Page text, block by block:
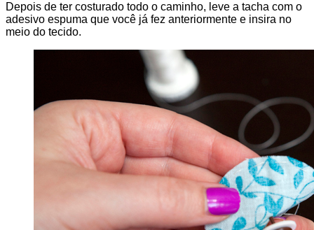
Depois de ter costurado todo o caminho, leve a tacha com o
adesivo espuma que você já fez anteriormente e insira no
meio do tecido.